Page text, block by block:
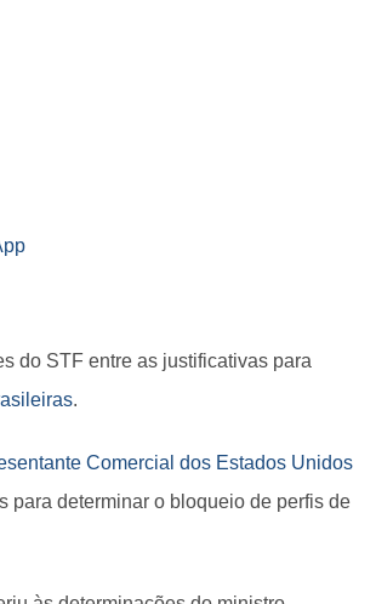
do STF entre as justificativas para
.
Comercial dos Estados Unidos
para determinar o bloqueio de perfis de